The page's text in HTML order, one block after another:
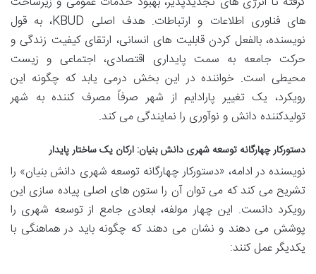
های فناوری اطلاعات و ارتباطات. هدف اصلی KBUD، به قول
نویسنده، بالفعل کردن قابلیت های انسانی، ارتقای کیفیت زندگی و
حرکت جامعه به سمت پایداری اقتصادی، اجتماعی و زیست
محیطی است. خواننده در این بخش درمی یابد که چگونه این
رویکرد، یک تغییر پارادایم از شهر صرفاً مصرف کننده به شهر
تولیدکننده دانش و نوآوری را نمایندگی می کند.
دستورکار چهارگانه توسعه شهری دانش بنیان: ارکان یک ساختار پایدار
نویسنده در ادامه، «دستورکار چهارگانه توسعه شهری دانش بنیان» را
تشریح می کند که می توان آن را ستون های اصلی پیاده سازی این
رویکرد دانست. این چهار مولفه، ابعادی جامع از توسعه شهری را
پوشش می دهند و نشان می دهند که چگونه باید در هماهنگی با
یکدیگر عمل کنند: